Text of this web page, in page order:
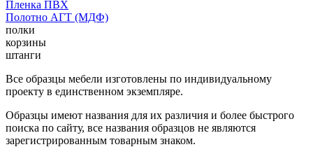
Пленка ПВХ
Полотно АГТ (МДФ)
полки
корзины
штанги
Все образцы мебели изготовлены по индивидуальному
проекту в единственном экземпляре.
Образцы имеют названия для их различия и более быстрого
поиска по сайту, все названия образцов не являются
зарегистрированным товарным знаком.